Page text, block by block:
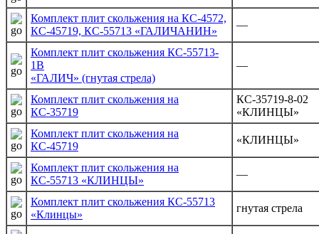
Комплект плит скольжения на КС-4572,
КС-45719, КС-55713 «ГАЛИЧАНИН»
—
Комплект плит скольжения КС-55713-
1В
«ГАЛИЧ» (гнутая стрела)
—
Комплект плит скольжения на
КС-35719
КС-35719-8-02
«КЛИНЦЫ»
Комплект плит скольжения на
КС-45719
«КЛИНЦЫ»
Комплект плит скольжения на
КС-55713 «КЛИНЦЫ»
—
Комплект плит скольжения КС-55713
«Клинцы»
гнутая стрела